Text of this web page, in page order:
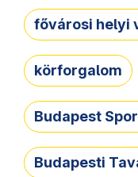
fővárosi helyi
körforgalom
Budapest
Budapesti